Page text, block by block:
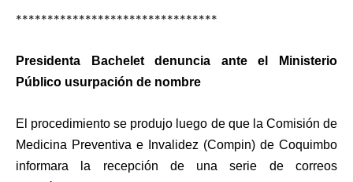
********************************
Presidenta Bachelet denuncia ante el Ministerio
Público usurpación de nombre
El procedimiento se produjo luego de que la Comisión de
Medicina Preventiva e Invalidez (Compin) de Coquimbo
informara la recepción de una serie de correos